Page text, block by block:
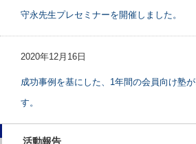
守永先生プレセミナーを開催しました。
2020年12月16日
成功事例を基にした、1年間の会員向け塾
す。
活動報告